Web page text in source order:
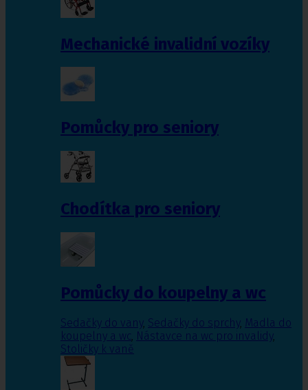
Mechanické invalidní vozíky
Pomůcky pro seniory
Chodítka pro seniory
Pomůcky do koupelny a wc
Sedačky do vany, Sedačky do sprchy, Madla do
koupelny a wc, Nástavce na wc pro invalidy,
Stoličky k vaně